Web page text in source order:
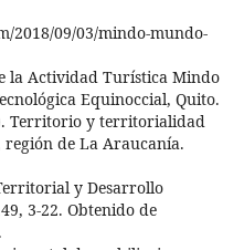
2018/09/03/mindo-mundo-
la Actividad Turística Mindo
Equinoccial, Quito.
Territorio y territorialidad
región de La Araucanía.
y Desarrollo
3-22. Obtenido de